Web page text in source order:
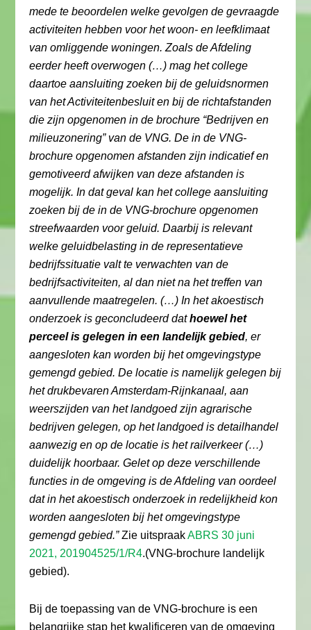
mede te beoordelen welke gevolgen de gevraagde
activiteiten hebben voor het woon- en leefklimaat
van omliggende woningen. Zoals de Afdeling
eerder heeft overwogen (…) mag het college
daartoe aansluiting zoeken bij de geluidsnormen
van het Activiteitenbesluit en bij de richtafstanden
die zijn opgenomen in de brochure “Bedrijven en
milieuzonering” van de VNG. De in de VNG-
brochure opgenomen afstanden zijn indicatief en
gemotiveerd afwijken van deze afstanden is
mogelijk. In dat geval kan het college aansluiting
zoeken bij de in de VNG-brochure opgenomen
streefwaarden voor geluid. Daarbij is relevant
welke geluidbelasting in de representatieve
bedrijfssituatie valt te verwachten van de
bedrijfsactiviteiten, al dan niet na het treffen van
aanvullende maatregelen. (…) In het akoestisch
onderzoek is geconcludeerd dathoewel het
perceel is gelegen in een landelijk gebied, er
aangesloten kan worden bij het omgevingstype
gemengd gebied. De locatie is namelijk gelegen bij
het drukbevaren Amsterdam-Rijnkanaal, aan
weerszijden van het landgoed zijn agrarische
bedrijven gelegen, op het landgoed is detailhandel
aanwezig en op de locatie is het railverkeer (…)
duidelijk hoorbaar. Gelet op deze verschillende
functies in de omgeving is de Afdeling van oordeel
dat in het akoestisch onderzoek in redelijkheid kon
worden aangesloten bij het omgevingstype
gemengd gebied.”Zie uitspraakABRS 30 juni
2021, 201904525/1/R4.(VNG-brochure landelijk
gebied).
Bij de toepassing van de VNG-brochure is een
belangrijke stap het kwalificeren van de omgeving